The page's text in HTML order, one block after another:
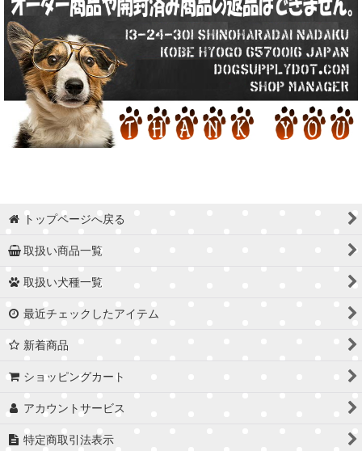
トップページへ戻る
取扱い商品一覧
取扱い犬種一覧
最近チェックしたアイテム
新着商品
ショッピングカート
アカウントサービス
特定商取引法表示